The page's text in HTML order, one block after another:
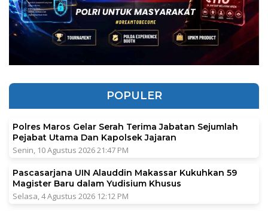
POPULER
Polres Maros Gelar Serah Terima Jabatan Sejumlah
Pejabat Utama Dan Kapolsek Jajaran
Senin, 10 Agustus 2026 21:47 PM
Pascasarjana UIN Alauddin Makassar Kukuhkan 59
Magister Baru dalam Yudisium Khusus
Selasa, 4 Agustus 2026 12:12 PM